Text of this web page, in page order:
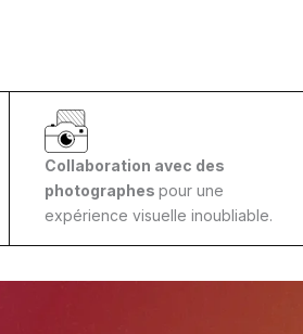
Collaboration avec des
photographespour une
expérience visuelle inoubliable.